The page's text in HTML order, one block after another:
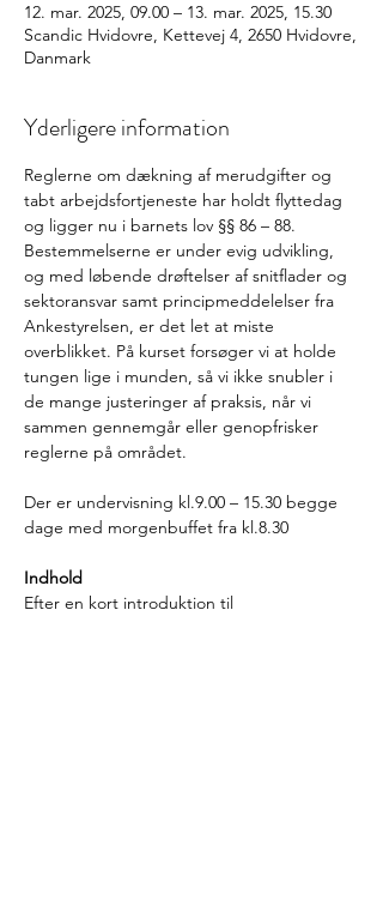
12. mar. 2025, 09.00 – 13. mar. 2025, 15.30
Scandic Hvidovre, Kettevej 4, 2650 Hvidovre,
Danmark
Yderligere information
Reglerne om dækning af merudgifter og
tabt arbejdsfortjeneste har holdt flyttedag
og ligger nu i barnets lov §§ 86 – 88.
Bestemmelserne er under evig udvikling,
og med løbende drøftelser af snitflader og
sektoransvar samt principmeddelelser fra
Ankestyrelsen, er det let at miste
overblikket. På kurset forsøger vi at holde
tungen lige i munden, så vi ikke snubler i
de mange justeringer af praksis, når vi
sammen gennemgår eller genopfrisker
reglerne på området.
Der er undervisning kl.9.00 – 15.30 begge
dage med morgenbuffet fra kl.8.30
Indhold
Efter en kort introduktion til